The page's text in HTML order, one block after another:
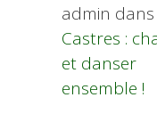
admin dans
Castres :
et danser
ensemble !